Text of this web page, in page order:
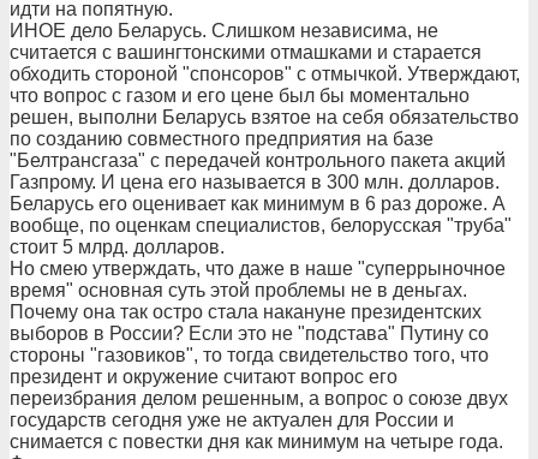
идти на попятную.
ИНОЕ дело Беларусь. Слишком независима, не
считается с вашингтонскими отмашками и старается
обходить стороной "спонсоров" с отмычкой. Утверждают,
что вопрос с газом и его цене был бы моментально
решен, выполни Беларусь взятое на себя обязательство
по созданию совместного предприятия на базе
"Белтрансгаза" с передачей контрольного пакета акций
Газпрому. И цена его называется в 300 млн. долларов.
Беларусь его оценивает как минимум в 6 раз дороже. А
вообще, по оценкам специалистов, белорусская "труба"
стоит 5 млрд. долларов.
Но смею утверждать, что даже в наше "суперрыночное
время" основная суть этой проблемы не в деньгах.
Почему она так остро стала накануне президентских
выборов в России? Если это не "подстава" Путину со
стороны "газовиков", то тогда свидетельство того, что
президент и окружение считают вопрос его
переизбрания делом решенным, а вопрос о союзе двух
государств сегодня уже не актуален для России и
снимается с повестки дня как минимум на четыре года.